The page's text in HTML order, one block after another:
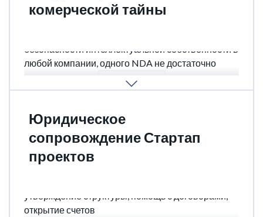
комерческой тайны
безопасности интеллектуальной собственности в
любой компании, одного NDA не достаточно
ПОДРОБНЕЕ
Юридическое
сопровождение Стартап
проектов
утверждение структуры, помощь с договорами,
открытие счетов